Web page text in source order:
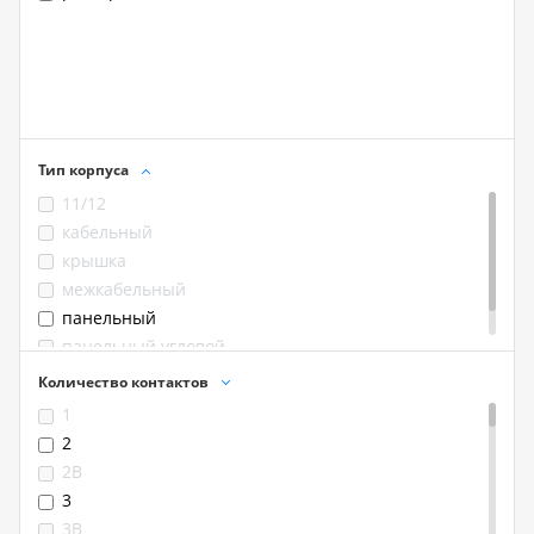
Тип корпуса
11/12
кабельный
крышка
межкабельный
панельный
панельный угловой
Количество контактов
1
2
2B
3
3B